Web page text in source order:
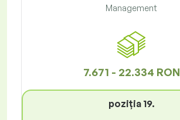
Management
7.671 - 22.334 RON
poziţia 19.